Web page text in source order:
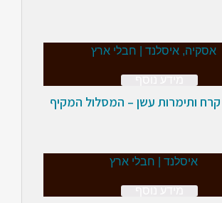
ותימרות עשן – המסלול המקיף